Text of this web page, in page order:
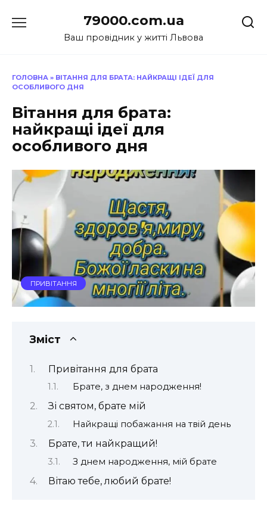
до
79000.com.ua
Ваш провідник у житті Львова
ГОЛОВНА » ВІТАННЯ ДЛЯ БРАТА: НАЙКРАЩІ ІДЕЇ ДЛЯ
ОСОБЛИВОГО ДНЯ
Вітання для брата:
найкращі ідеї для
особливого дня
ПРИВІТАННЯ
Зміст
Привітання для брата
Брате, з днем народження!
Зі святом, брате мій
Найкращі побажання на твій день
Брате, ти найкращий!
З днем народження, мій брате
Вітаю тебе, любий брате!